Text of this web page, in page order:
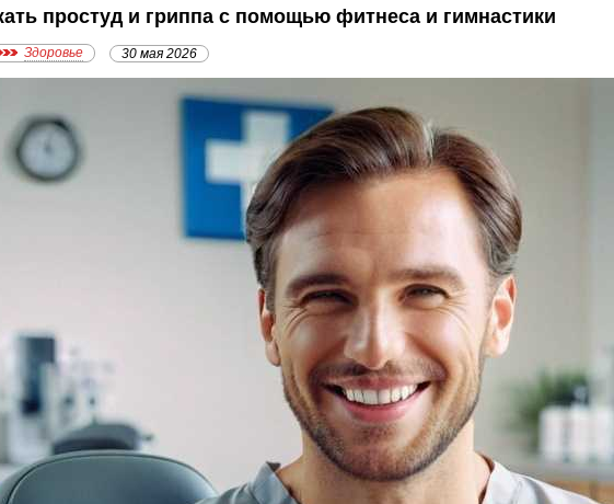
простуд и гриппа с помощью фитнеса и гимнастики
Здоровье 30 мая 2026